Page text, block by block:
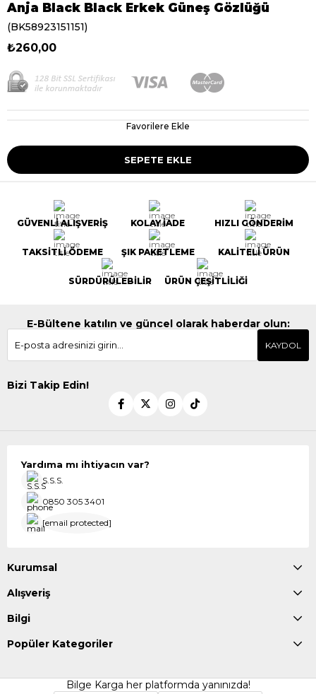
Anja Black Black Erkek Güneş Gözlüğü
(BK58923151151)
₺260,00
Favorilere Ekle
GÜVENLİ ALIŞVERİŞ KOLAY İADE HIZLI GÖNDERİM
TAKSİTLİ ÖDEME ŞIK PAKETLEME KALİTELİ ÜRÜN
SÜRDÜRÜLEBİLİR ÜRÜN ÇEŞİTLİLİĞİ
E-Bültene katılın ve güncel olarak haberdar olun:
KAYDOL
Bizi Takip Edin!
Yardıma mı ihtiyacın var?
S.S.S.
0850 305 3401
[email protected]
Kurumsal
Alışveriş
Bilgi
Popüler Kategoriler
Bilge Karga her platformda yanınızda!